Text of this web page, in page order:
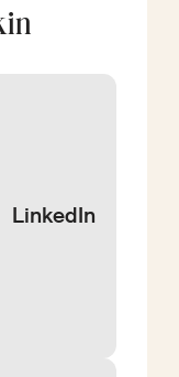
LinkedIn